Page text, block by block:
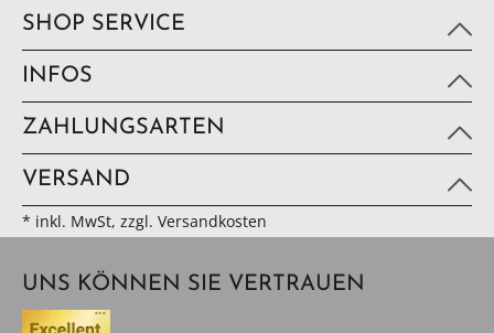
SHOP SERVICE
INFOS
ZAHLUNGSARTEN
VERSAND
* inkl. MwSt, zzgl. Versandkosten
UNS KÖNNEN SIE VERTRAUEN